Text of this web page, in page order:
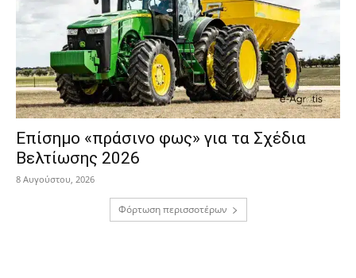
Επίσημο «πράσινο φως» για τα Σχέδια
Βελτίωσης 2026
8 Αυγούστου, 2026
Φόρτωση περισσοτέρων